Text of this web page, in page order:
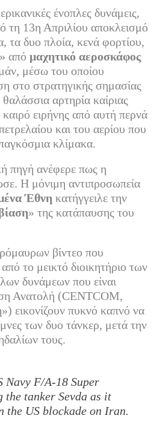
ένοπλες δυνάμεις,
τη 13η Απριλίου αποκλεισμό
τα δυο πλοία, κενά φορτίου,
από μαχητικό αεροσκάφος
μέσω του οποίου
στο στρατηγικής σημασίας
αρτηρία καίριας
ειρήνης από αυτή περνά
και του αερίου που
κλίμακα.
πηγή ανέφερε πως η
Η μόνιμη αντιπροσωπεία
Έθνη κατήγγειλε την
» της κατάπαυσης του
βίντεο που
το μεικτό διοικητήριο των
δυνάμεων που είναι
Ανατολή (CENTCOM,
εικονίζουν πυκνό καπνό να
των δυο τάνκερ, μετά την
τους.
Navy F/A-18 Super
the tanker Sevda as it
the US blockade on Iran.